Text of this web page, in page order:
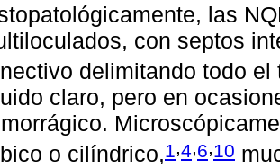
las
con septos
delimitando todo el
claro, pero en
o cilíndrico,1,4,6,10